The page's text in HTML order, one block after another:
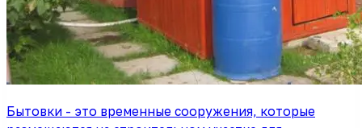
Бытовки - это временные сооружения, которые